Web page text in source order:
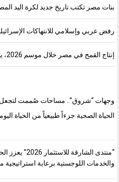
بنات مصر تكتب تاريخ جديد لكرة اليد
رفض عربي وإسلامي للانتهاكات
إنتاج القمح في مصر خلال موسم 2026، يتجاوز 10 ملايين طن
وجهات “شروق”.. مساحات صُممت لتجعل
الحياة الصحية جزءاً طبيعياً من الحياة
“منتدى
والخدمات اللوجستية برعاية استراتيجية